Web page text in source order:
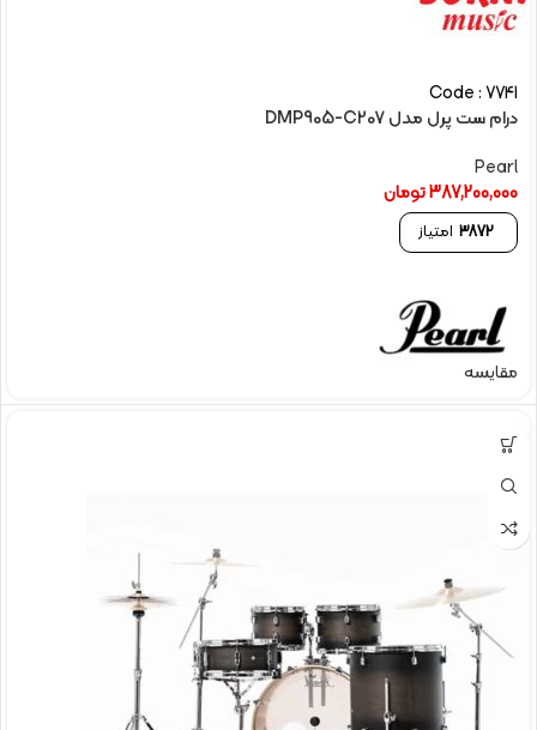
Code : 7741
درام ست پرل مدل DMP905-C207
Pearl
387,200,000تومان
3872 امتیاز
مقایسه